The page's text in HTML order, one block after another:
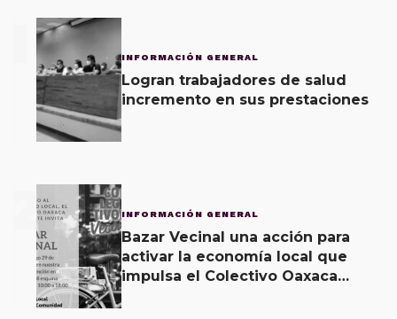
INFORMACIÓN GENERAL
Logran trabajadores de salud
incremento en sus prestaciones
2 INFORMACIÓN GENERAL
Bazar Vecinal una acción para
activar la economía local que
impulsa el Colectivo Oaxaca